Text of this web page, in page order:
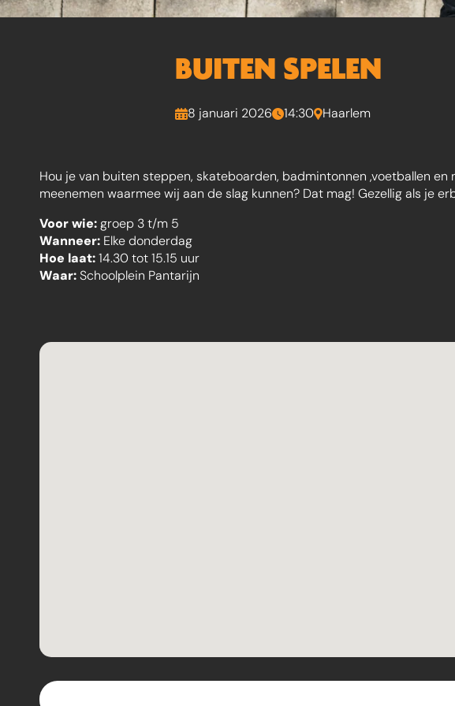
BUITEN SPELEN
8 januari 2026 14:30 Haarlem
Hou je van buiten steppen, skateboarden, badmintonnen ,voetballen en
meenemen waarmee wij aan de slag kunnen? Dat mag! Gezellig als je
Voor wie:groep 3 t/m 5
Wanneer: Elke donderdag
Hoe laat:14.30 tot 15.15 uur
Waar:Schoolplein Pantarijn